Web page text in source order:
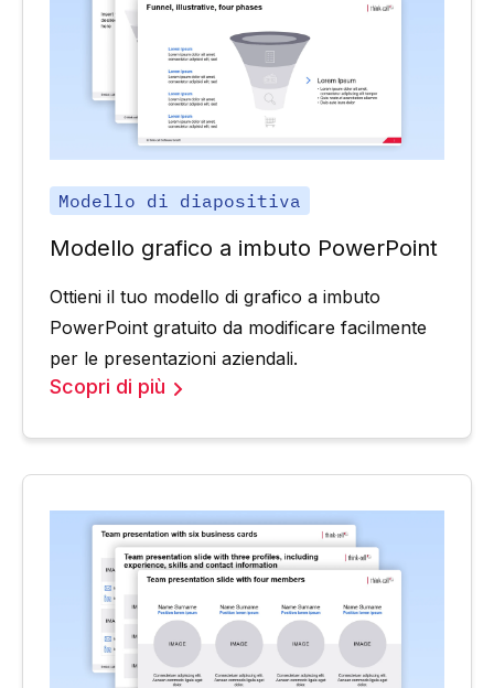
Modello di diapositiva
Modello grafico a imbuto PowerPoint
Ottieni il tuo modello di grafico a imbuto
PowerPoint gratuito da modificare facilmente
per le presentazioni aziendali.
Scopri di più